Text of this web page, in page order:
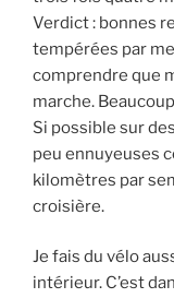
Verdict : bonnes
tempérées par
comprendre que
marche.
Si possible sur
peu ennuyeuses
kilomètres par
croisière.
Je fais du vélo
intérieur. C’est